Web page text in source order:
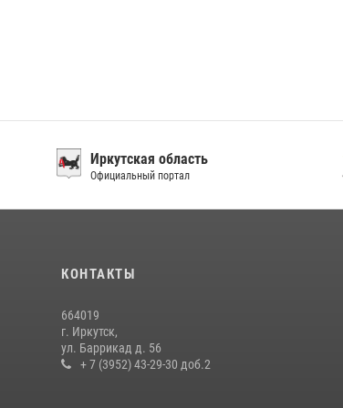
Иркутская область
Официальный портал
КОНТАКТЫ
664019
г. Иркутск,
ул. Баррикад д. 56
+ 7 (3952) 43-29-30 доб.2